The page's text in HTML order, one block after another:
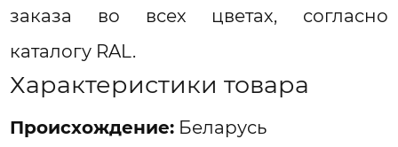
заказа во всех цветах, согласно
каталогу RAL.
Характеристики товара
Проиcхождение: Беларусь